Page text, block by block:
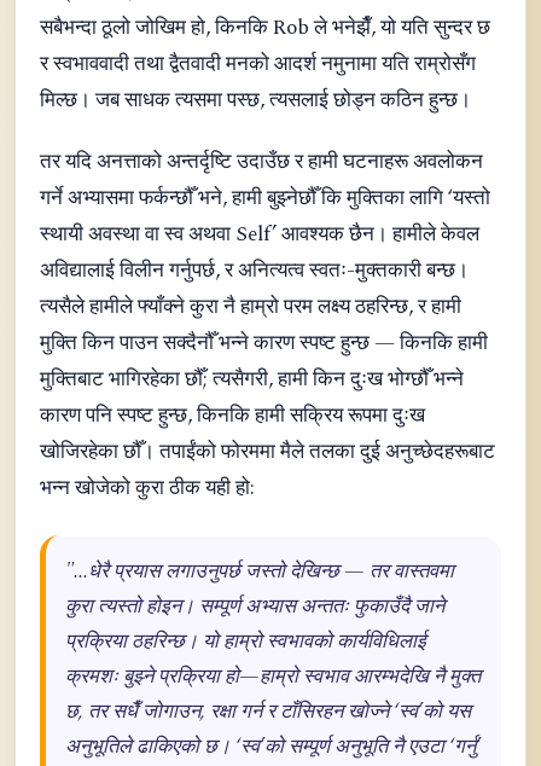
सबैभन्दा ठूलो जोखिम हो, किनकि Rob ले भनेझैँ, यो यति सुन्दर छ
र स्वभाववादी तथा द्वैतवादी मनको आदर्श नमुनामा यति राम्रोसँग
मिल्छ। जब साधक त्यसमा पस्छ, त्यसलाई छोड्न कठिन हुन्छ।
तर यदि अनत्ताको अन्तर्दृष्टि उदाउँछ र हामी घटनाहरू अवलोकन
गर्ने अभ्यासमा फर्कन्छौँ भने, हामी बुझ्नेछौँ कि मुक्तिका लागि ‘यस्तो
स्थायी अवस्था वा स्व अथवा Self’ आवश्यक छैन। हामीले केवल
अविद्यालाई विलीन गर्नुपर्छ, र अनित्यत्व स्वतः-मुक्तकारी बन्छ।
त्यसैले हामीले फ्याँक्ने कुरा नै हाम्रो परम लक्ष्य ठहरिन्छ, र हामी
मुक्ति किन पाउन सक्दैनौँ भन्ने कारण स्पष्ट हुन्छ — किनकि हामी
मुक्तिबाट भागिरहेका छौँ; त्यसैगरी, हामी किन दुःख भोग्छौँ भन्ने
कारण पनि स्पष्ट हुन्छ, किनकि हामी सक्रिय रूपमा दुःख
खोजिरहेका छौँ। तपाईंको फोरममा मैले तलका दुई अनुच्छेदहरूबाट
भन्न खोजेको कुरा ठीक यही हो:
"...धेरै प्रयास लगाउनुपर्छ जस्तो देखिन्छ — तर वास्तवमा
कुरा त्यस्तो होइन। सम्पूर्ण अभ्यास अन्ततः फुकाउँदै जाने
प्रक्रिया ठहरिन्छ। यो हाम्रो स्वभावको कार्यविधिलाई
क्रमशः बुझ्ने प्रक्रिया हो—हाम्रो स्वभाव आरम्भदेखि नै मुक्त
छ, तर सधैँ जोगाउन, रक्षा गर्न र टाँसिरहन खोज्ने ‘स्व’को यस
अनुभूतिले ढाकिएको छ। ‘स्व’को सम्पूर्ण अनुभूति नै एउटा ‘गर्नु’